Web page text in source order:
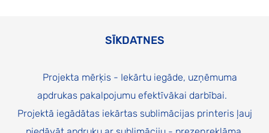
SĪKDATNES
Projekta mērķis - Iekārtu iegāde, uzņēmuma
apdrukas pakalpojumu efektīvākai darbībai.
Projektā iegādātas iekārtas sublimācijas printeris ļauj